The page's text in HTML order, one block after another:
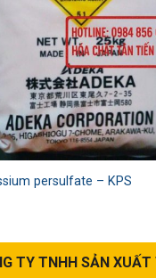
persulfate – KPS
TY TNHH SẢN XUẤT